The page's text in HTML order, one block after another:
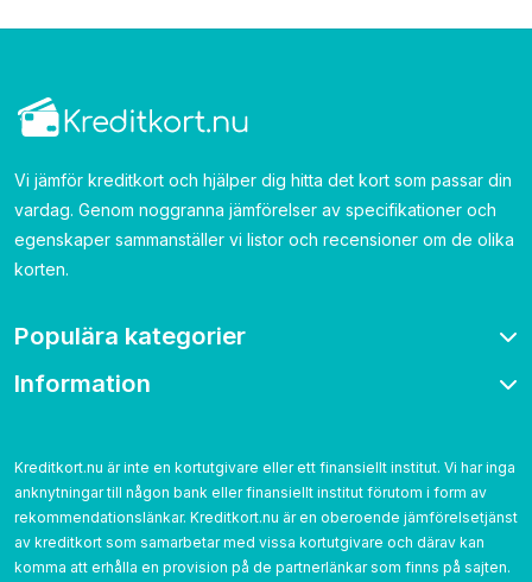
Vi jämför kreditkort och hjälper dig hitta det kort som passar din
vardag. Genom noggranna jämförelser av specifikationer och
egenskaper sammanställer vi listor och recensioner om de olika
korten.
Populära kategorier
Bonuskort
Cashback
Utan årsavgift
Utan UC
Information
Kontakta
Betygsättning
Cookies
Integritetspolicy
Kreditkort.nu är inte en kortutgivare eller ett finansiellt institut. Vi har inga
anknytningar till någon bank eller finansiellt institut förutom i form av
rekommendationslänkar. Kreditkort.nu är en oberoende jämförelsetjänst
av kreditkort som samarbetar med vissa kortutgivare och därav kan
komma att erhålla en provision på de partnerlänkar som finns på sajten.